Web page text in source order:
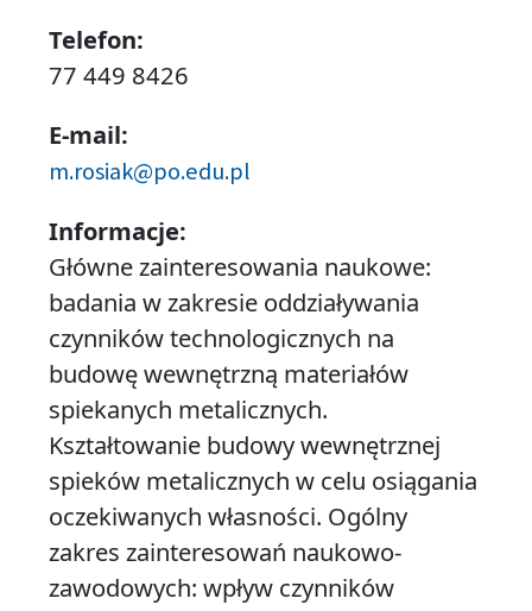
Telefon:
77 449 8426
E-mail:
m.rosiak@po.edu.pl
Informacje:
Główne zainteresowania naukowe:
badania w zakresie oddziaływania
czynników technologicznych na
budowę wewnętrzną materiałów
spiekanych metalicznych.
Kształtowanie budowy wewnętrznej
spieków metalicznych w celu osiągania
oczekiwanych własności. Ogólny
zakres zainteresowań naukowo-
zawodowych: wpływ czynników